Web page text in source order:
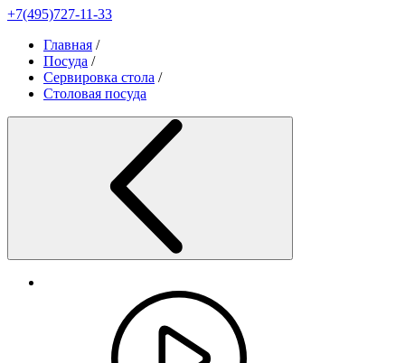
+7(495)727-11-33
Главная /
Посуда /
Сервировка стола /
Столовая посуда